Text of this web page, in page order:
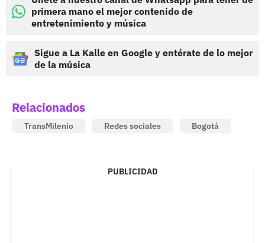
primera mano el mejor contenido de
entretenimiento y música
Sigue a La Kalle en Google y entérate de lo mejor
de la música
Relacionados
TransMilenio Redes sociales Bogotá
PUBLICIDAD